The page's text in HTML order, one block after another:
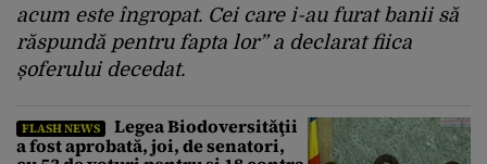
acum este îngropat. Cei care i-au furat banii să
răspundă pentru fapta lor” a declarat fiica
șoferului decedat.
FLASH NEWS
Legea Biodoversităţii
a fost aprobată, joi, de senatori,